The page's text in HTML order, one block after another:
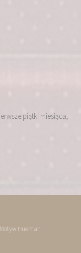
piątki miesiąca,
Motyw Hueman